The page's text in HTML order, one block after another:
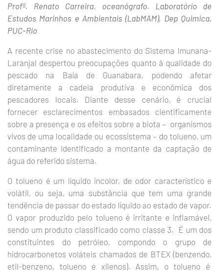
Profº. Renato Carreira, oceanógrafo. Laboratório de
Estudos Marinhos e Ambientais (LabMAM), Dep Quimica,
PUC-Rio
A recente crise no abastecimento do Sistema Imunana-
Laranjal despertou preocupações quanto à qualidade do
pescado na Baía de Guanabara, podendo afetar
diretamente a cadeia produtiva e econômica dos
pescadores locais. Diante desse cenário, é crucial
fornecer esclarecimentos embasados cientificamente
sobre a presença e os efeitos sobre a biota – organismos
vivos de uma localidade ou ecossistema – do tolueno, um
contaminante identificado a montante da captação de
água do referido sistema.
O tolueno é um líquido incolor, de odor característico e
volátil, ou seja, uma substância que tem uma grande
tendência de passar do estado líquido ao estado de vapor.
O vapor produzido pelo tolueno é irritante e inflamável,
sendo um produto classificado como classe 3. É um dos
constituintes do petróleo, compondo o grupo de
hidrocarbonetos voláteis chamados de BTEX (benzendo,
etil-benzeno, tolueno e xilenos). Assim, o tolueno é